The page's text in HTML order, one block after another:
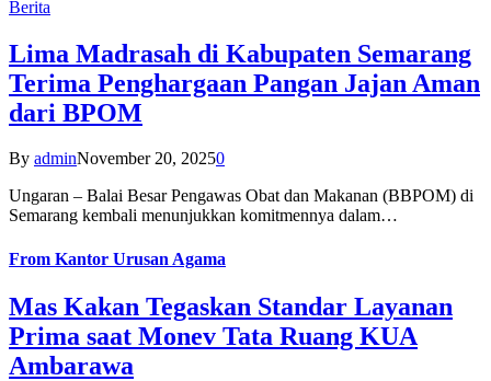
Berita
Lima Madrasah di Kabupaten Semarang
Terima Penghargaan Pangan Jajan Aman
dari BPOM
By adminNovember 20, 20250
Ungaran – Balai Besar Pengawas Obat dan Makanan (BBPOM) di
Semarang kembali menunjukkan komitmennya dalam…
From Kantor Urusan Agama
Mas Kakan Tegaskan Standar Layanan
Prima saat Monev Tata Ruang KUA
Ambarawa